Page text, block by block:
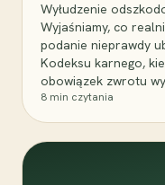
Wyłudzenie
Wyjaśniamy, co
podanie nieprawdy
Kodeksu karnego,
obowiązek zwrotu
8 min czytania